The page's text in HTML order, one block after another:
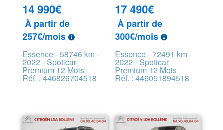
14 990€
À partir de
257€/mois
Essence - 58746 km -
2022 - Spoticar-
Premium 12 Mois
Réf. : 446826704518
17 490€
À partir de
300€/mois
Essence - 72491 km -
2022 - Spoticar-
Premium 12 Mois
Réf. : 446051894518